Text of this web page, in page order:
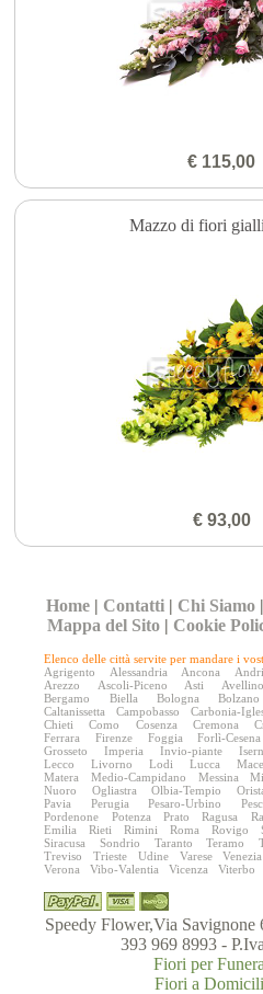
€ 115,00
Mazzo di fiori
€ 93,00
Home | Contatti | Chi Siamo |
Mappa del Sito | Cookie
Elenco delle città servite per mandare i
Agrigento
Alessandria Ancona
Arezzo
Ascoli-Piceno Asti Avellino
Bergamo
Biella Bologna Bolzano
Caltanissetta
Campobasso Carbonia-
Chieti
Como Cosenza Cremona
Ferrara
Firenze Foggia Forlì-Cesena
Grosseto
Imperia Invio-piante
Lecco
Livorno Lodi Lucca
Matera
Medio-Campidano Messina
Nuoro
Ogliastra Olbia-Tempio
Pavia
Perugia Pesaro-Urbino
Pordenone
Potenza Prato Ragusa
Emilia
Rieti Rimini Roma Rovigo
Siracusa
Sondrio Taranto Teramo
Treviso
Trieste Udine Varese Venezia
Verona
Vibo-Valentia Vicenza Viterbo
Speedy Flower,Via
393 969 8993 -
Fiori per
Fiori a